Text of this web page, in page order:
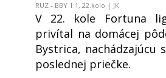
RUZ - BBY 1:1, 22.kolo | JK
V 22. kole Fortuna
privítal na domácej
Bystrica, nachádzajúcu
poslednej priečke.